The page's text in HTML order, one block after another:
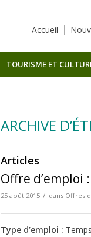
Accueil
TOURISME ET
ARCHIVE
Articles
Offre d’emploi
25 août 2015 / dans Offres
Type d’emploi :